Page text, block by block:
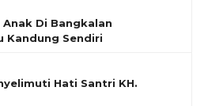
Anak Di Bangkalan
Kandung Sendiri
Hati Santri KH.